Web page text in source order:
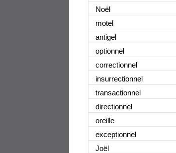
Noël
motel
antigel
optionnel
correctionnel
insurrectionnel
transactionnel
directionnel
oreille
exceptionnel
Joël